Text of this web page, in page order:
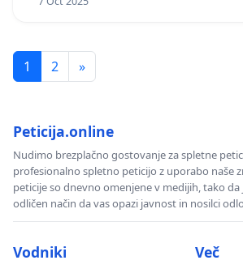
1 2 »
Peticija.online
Nudimo brezplačno gostovanje za spletne
profesionalno spletno peticijo z uporabo naše
peticije so dnevno omenjene v medijih, tako
odličen način da vas opazi javnost in nosilci
Vodniki Več